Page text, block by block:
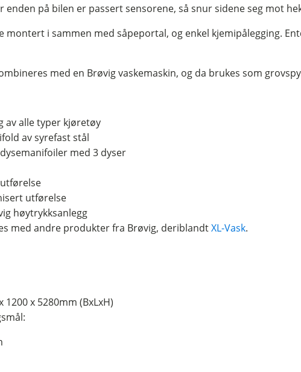
enden på bilen er passert sensorene, så snur sidene seg mot
montert i sammen med såpeportal, og enkel kjemipålegging.
med en Brøvig vaskemaskin, og da brukes som
av alle typer kjøretøy
av syrefast stål
med 3 dyser
utførelse
høytrykksanlegg
med andre produkter fra Brøvig, deriblandtXL-Vask.
1200 x 5280mm (BxLxH)